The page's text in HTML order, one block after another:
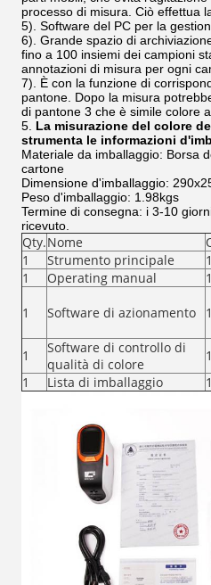
processo di misura. Ciò effettua
5). Software del PC per la
6). Grande spazio di
fino a 100 insiemi dei campioni
annotazioni di misura per ogni
7). È con la funzione di
pantone. Dopo la misura
di pantone 3 che è simile colore
5. La misurazione del colore
strumenta le informazioni
Materiale da imballaggio: Borsa
cartone
Dimensione d'imballaggio:
Peso d'imballaggio: 1.98kgs
Termine di consegna: i 3-10
ricevuto.
Qty.Nome
1
Strumento principale 1
1
Operating manual 1
1 Software di azionamento 1
1
Software di controllo di
qualità di colore
1
1
Lista di imballaggio 1